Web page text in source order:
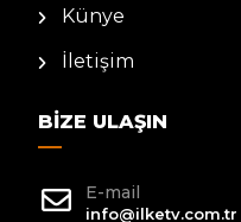
Künye
İletişim
BIZE ULAŞIN
E-mail
info@ilketv.com.tr